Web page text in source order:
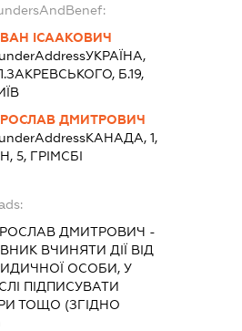
ІСААКОВИЧ
УКРАЇНА,
Б.19,
ДМИТРОВИЧ
КАНАДА, 1,
5, ГРІМСБІ
ДМИТРОВИЧ -
ВЧИНЯТИ ДІЇ ВІД
ОСОБИ, У
ПІДПИСУВАТИ
ТОЩО (ЗГІДНО